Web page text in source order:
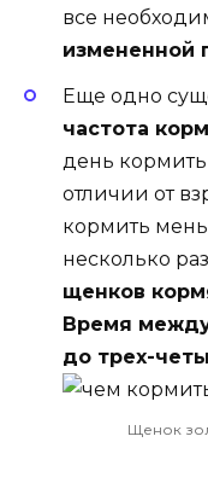
все
измененной
Еще одно
частота
день
отличии от
кормить
несколько
щенков
Время
до трех-
Щенок